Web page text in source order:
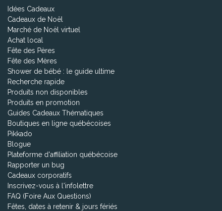
Idées Cadeaux
Cadeaux de Noël
Marché de Noël virtuel
Achat local
Fête des Pères
Fête des Mères
Shower de bébé : le guide ultime
Recherche rapide
Produits non disponibles
Produits en promotion
Guides Cadeaux Thématiques
Boutiques en ligne québécoises
Pikkado
Blogue
Plateforme d'affiliation québécoise
Rapporter un bug
Cadeaux corporatifs
Inscrivez-vous à l'infolettre
FAQ (Foire Aux Questions)
Fêtes, dates à retenir & jours fériés